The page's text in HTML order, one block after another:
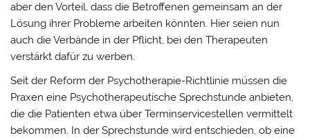
aber den Vorteil, dass die Betroffenen gemeinsam an der
Lösung ihrer Probleme arbeiten könnten. Hier seien nun
auch die Verbände in der Pflicht, bei den Therapeuten
verstärkt dafür zu werben.
Seit der Reform der Psychotherapie-Richtlinie müssen die
Praxen eine Psychotherapeutische Sprechstunde anbieten,
die die Patienten etwa über Terminservicestellen vermittelt
bekommen. In der Sprechstunde wird entschieden, ob eine